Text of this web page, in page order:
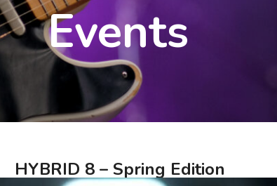
Events
HYBRID 8 – Spring Edition